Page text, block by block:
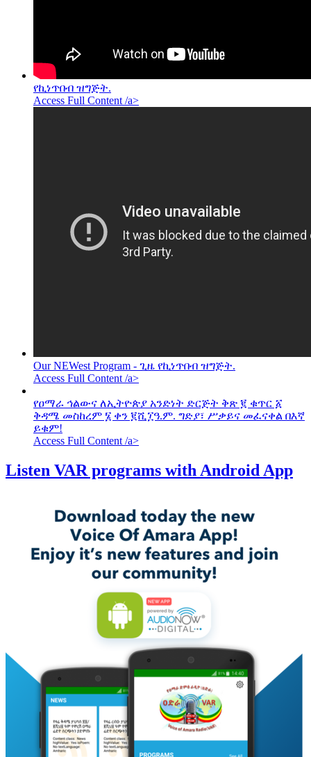
የኪነጥበብ ዝግጅት.
Access Full Content /a>
Our NEWest Program - ጊዜ የኪነጥበብ ዝግጅት.
Access Full Content /a>
የዐማራ ኅልውና ለኢትዮጵያ አንድነት ድርጅት ቅጽ ፪ ቁጥር ፩
ቅዳሜ መስከረም ፮ ቀን ፪ሺ፲ዓ.ም. ግድያ፣ ሥቃይና መፈናቀል በእኛ
ይቁም!
Access Full Content /a>
Listen VAR programs with Android App